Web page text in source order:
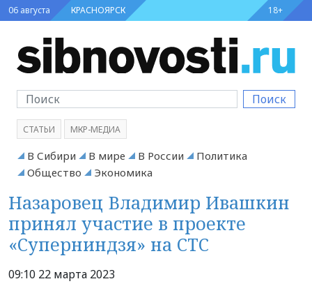
06 августа КРАСНОЯРСК 18+
Поиск
СТАТЬИ МКР-МЕДИА
В Сибири В мире В России
Политика
Общество
Экономика
Назаровец Владимир Ивашкин
принял участие в проекте
«Суперниндзя» на СТС
09:10 22 марта 2023